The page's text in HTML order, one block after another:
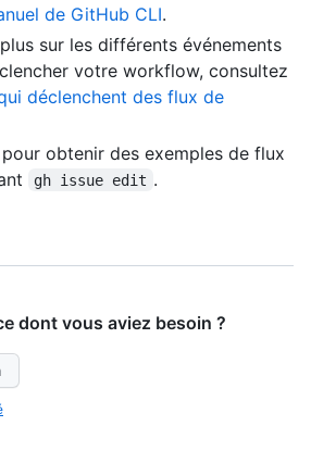
de GitHub CLI.
sur les différents événements
votre workflow, consultez
déclenchent des flux de
pour obtenir des exemples de flux
gh issue edit .
dont vous aviez besoin ?